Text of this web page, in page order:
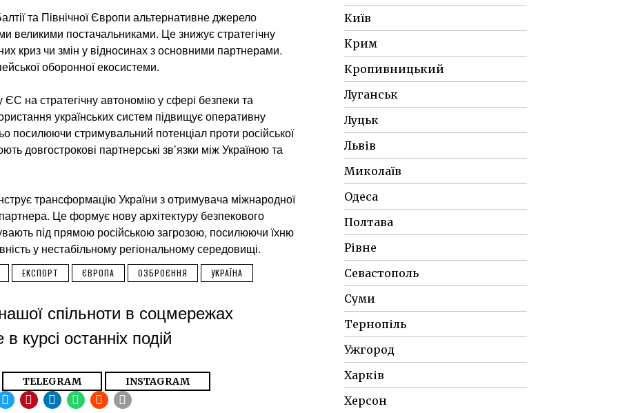
та Північної Європи альтернативне джерело
великими постачальниками. Це знижує стратегічну
криз чи змін у відносинах з основними партнерами.
оборонної екосистеми.
ЄС на стратегічну автономію у сфері безпеки та
українських систем підвищує оперативну
посилюючи стримувальний потенціал проти російської
довгострокові партнерські зв’язки між Україною та
трансформацію України з отримувача міжнародної
Це формує нову архітектуру безпекового
під прямою російською загрозою, посилюючи їхню
у нестабільному регіональному середовищі.
ЕКСПОРТ ЄВРОПА ОЗБРОЄННЯ УКРАЇНА
спільноти в соцмережах
курсі останніх подій
TELEGRAM INSTAGRAM
Київ
Крим
Кропивницький
Луганськ
Луцьк
Львів
Миколаїв
Одеса
Полтава
Рівне
Севастополь
Суми
Тернопіль
Ужгород
Харків
Херсон